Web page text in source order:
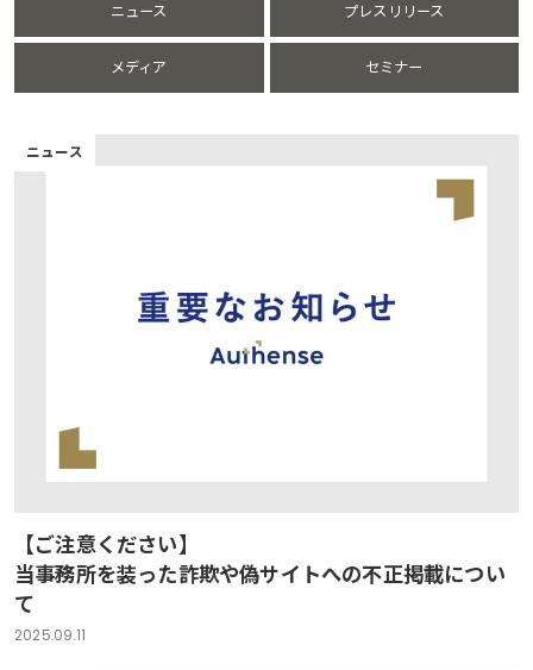
ニュース プレスリリース
メディア セミナー
ニュース
【ご注意ください】
当事務所を装った詐欺や偽サイトへの不正掲載につい
て
2025.09.11